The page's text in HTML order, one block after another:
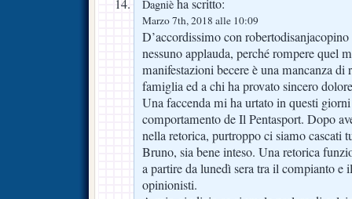
Dagniè ha scritto:
Marzo 7th, 2018 alle 10:09
D’accordissimo con robertodisanjacopino
nessuno applauda, perché rompere quel
manifestazioni becere è una mancanza di
famiglia ed a chi ha provato sincero
Una faccenda mi ha urtato in questi
comportamento de Il Pentasport. Dopo
nella retorica, purtroppo ci siamo cascati
Bruno, sia bene inteso. Una retorica
a partire da lunedì sera tra il compianto e
opinionisti.